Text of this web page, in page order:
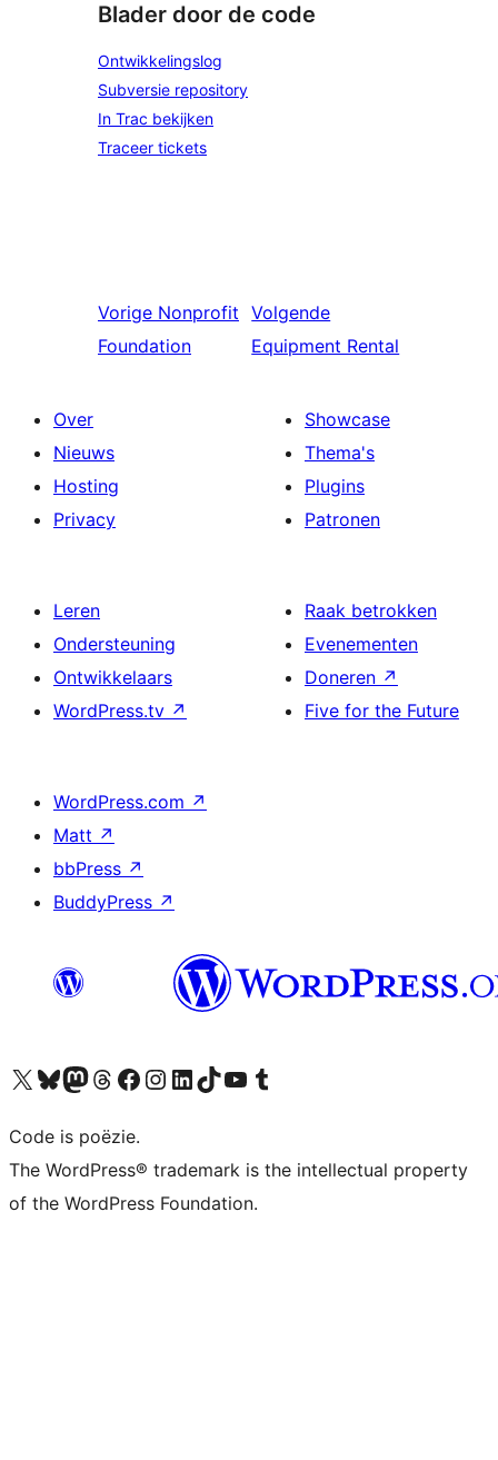
Blader door de code
Ontwikkelingslog
Subversie repository
In Trac bekijken
Traceer tickets
Vorige Nonprofit
Foundation
Volgende
Equipment Rental
Over
Nieuws
Hosting
Privacy
Showcase
Thema's
Plugins
Patronen
Leren
Ondersteuning
Ontwikkelaars
WordPress.tv ↗
Raak betrokken
Evenementen
Doneren ↗
Five for the Future
WordPress.com ↗
Matt ↗
bbPress ↗
BuddyPress ↗
Bezoek ons X (voorheen Twitter) account
Bezoek ons Bluesky account
Bezoek ons Mastodon account
Bezoek ons Threads account
Onze Facebook pagina bezoeken
Bezoek ons Instagram account
Bezoek ons LinkedIn account
Bezoek ons TikTok account
Bezoek ons YouTube kanaalBezoek ons Tumblr account
Code is poëzie.
The WordPress® trademark is the intellectual property
of the WordPress Foundation.